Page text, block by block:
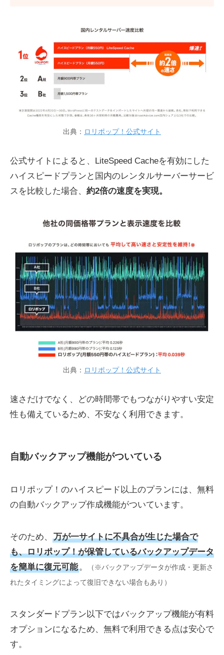
出典： ロリポップ！公式サイト
公式サイトによると、LiteSpeed Cacheを有効にした
ハイスピードプランと国内のレンタルサーバーサービ
スを比較した場合、 約2倍の速度を実現。
出典： ロリポップ！公式サイト
速さだけでなく、どの時間帯でもつながりやすい安定
性も備えているため、不安なく利用できます。
自動バックアップ機能がついている
ロリポップ！のハイスピード以上のプランには、無料
の自動バックアップ作成機能がついています。
そのため、
万が一サイトに不具合が生じた場合で
も、ロリポップ！が保管しているバックアップデータ
を簡単に復元可能 。
（※バックアップデータが作成・更新さ
れたタイミングによって復旧できない場合もあり）
スタンダードプラン以下ではバックアップ機能が有料
オプションになるため、無料で利用できる点は安心で
す。